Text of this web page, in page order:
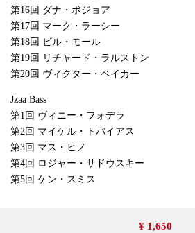
第16回 ダナ・ボジョア
第17回 マーク・ラーシー
第18回 ビル・モール
第19回 リチャード・ラルストン
第20回 ヴィクター・ベイカー
Jzaa Bass
第1回 ヴィニー・フォデラ
第2回 マイケル・トバイアス
第3回 マス・ヒノ
第4回 ロジャー・サドウスキー
第5回 ケン・スミス
¥ 1,650